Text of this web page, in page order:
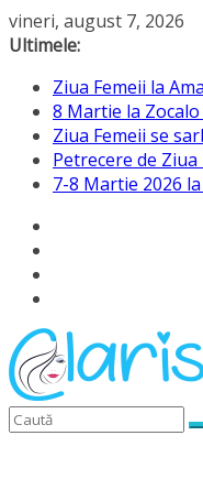
Sari
la
vineri, august 7, 2026
Ultimele:
Ziua Femeii la
8 Martie la
Ziua Femeii se
Petrecere de Ziua
7-8 Martie 2026